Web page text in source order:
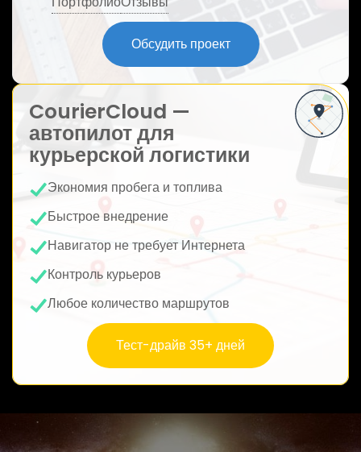
Обсудить проект
CourierCloud —
автопилот для
курьерской логистики
Экономия пробега и топлива
Быстрое внедрение
Навигатор не требует Интернета
Контроль курьеров
Любое количество маршрутов
Тест-драйв 35+ дней